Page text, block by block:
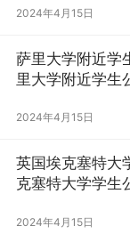
2024年4月15日
萨里大学附近学
里大学附近学生
2024年4月15日
英国埃克塞特大
克塞特大学学生
2024年4月15日